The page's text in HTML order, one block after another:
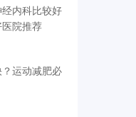
内科比较好
院推荐
运动减肥必